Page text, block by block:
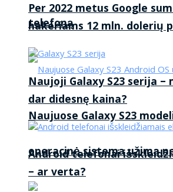
telefoną
Naujuose Galaxy S23
operacinė sistema užima
Per 2022 metus Google
hakeriams 12 mln. dolerių
Naujoji Galaxy S23 serija
dar didesnę kaina?
Android telefonai
– ar verta?